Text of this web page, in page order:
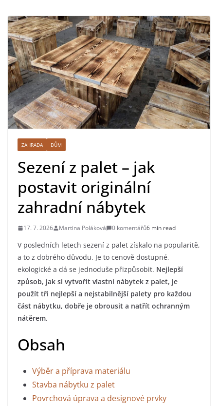
ZAHRADA DŮM
Sezení z palet – jak
postavit originální
zahradní nábytek
17. 7. 2026 Martina Poláková 0 komentářů6 min read
V posledních letech sezení z palet získalo na popularitě,
a to z dobrého důvodu. Je to cenově dostupné,
ekologické a dá se jednoduše přizpůsobit. Nejlepší
způsob, jak si vytvořit vlastní nábytek z palet, je
použít tři nejlepší a nejstabilnější palety pro každou
část nábytku, dobře je obrousit a natřít ochranným
nátěrem.
Obsah
Výběr a příprava materiálu
Stavba nábytku z palet
Povrchová úprava a designové prvky